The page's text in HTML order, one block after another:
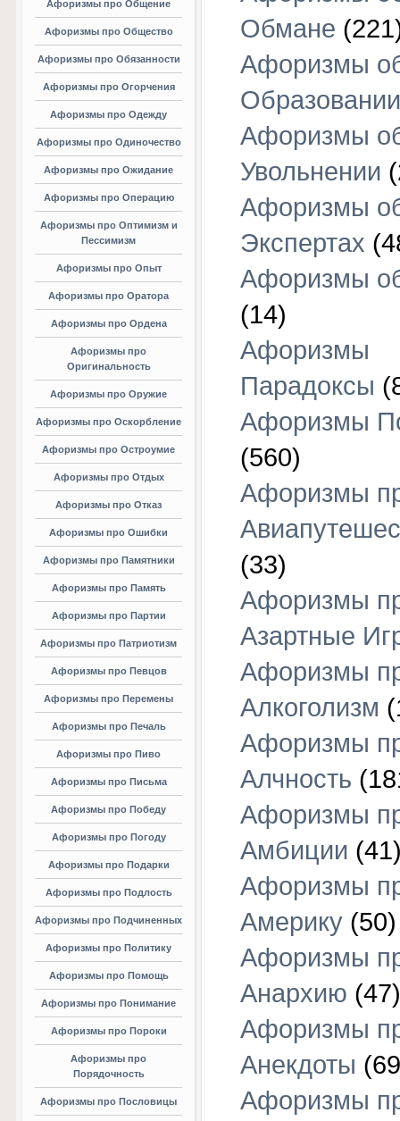
Афоризмы про Общение
Афоризмы про Общество
Афоризмы про Обязанности
Афоризмы про Огорчения
Афоризмы про Одежду
Афоризмы про Одиночество
Афоризмы про Ожидание
Афоризмы про Операцию
Афоризмы про Оптимизм и
Пессимизм
Афоризмы про Опыт
Афоризмы про Оратора
Афоризмы про Ордена
Афоризмы про
Оригинальность
Афоризмы про Оружие
Афоризмы про Оскорбление
Афоризмы про Остроумие
Афоризмы про Отдых
Афоризмы про Отказ
Афоризмы про Ошибки
Афоризмы про Памятники
Афоризмы про Память
Афоризмы про Партии
Афоризмы про Патриотизм
Афоризмы про Певцов
Афоризмы про Перемены
Афоризмы про Печаль
Афоризмы про Пиво
Афоризмы про Письма
Афоризмы про Победу
Афоризмы про Погоду
Афоризмы про Подарки
Афоризмы про Подлость
Афоризмы про Подчиненных
Афоризмы про Политику
Афоризмы про Помощь
Афоризмы про Понимание
Афоризмы про Пороки
Афоризмы про
Порядочность
Афоризмы про Пословицы
Обмане
Афоризмы
Образовании
Афоризмы
Увольнении
Афоризмы
Экспертах
Афоризмы
(14)
Афоризмы
Парадоксы
Афоризмы
(560)
Афоризмы
(33)
Афоризмы
Азартные
Афоризмы
Алкоголизм
Афоризмы
Алчность
Афоризмы
Амбиции
Афоризмы
Америку (50)
Афоризмы
Анархию (47)
Афоризмы
Анекдоты
Афоризмы